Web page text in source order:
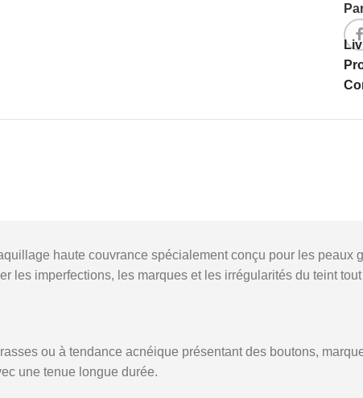
haute couvrance spécialement conçu pour les
les imperfections, les marques et les irrégularités du teint
ou à tendance acnéique présentant des boutons,
une tenue longue durée.